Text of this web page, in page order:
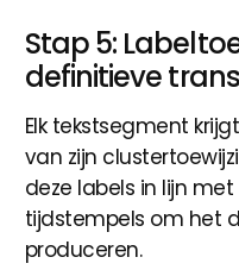
Stap 5:
definitieve
Elk tekstsegment
van zijn
deze labels in lijn
tijdstempels om het
produceren.